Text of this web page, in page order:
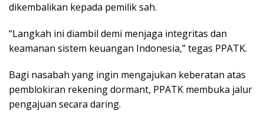
dikembalikan kepada pemilik sah.
“Langkah ini diambil demi menjaga integritas dan
keamanan sistem keuangan Indonesia,” tegas PPATK.
Bagi nasabah yang ingin mengajukan keberatan atas
pemblokiran rekening dormant, PPATK membuka jalur
pengajuan secara daring.